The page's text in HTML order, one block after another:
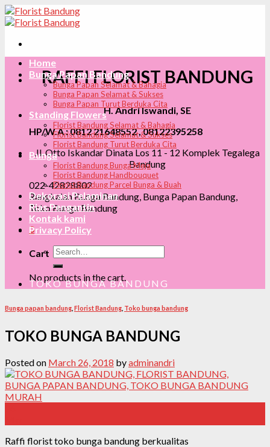
Skip
to
RAFFI FLORIST BANDUNG
H. Andri Iswandi, SE
HP/W.A : 0812 21648552 , 08122395258
Jl. Otto Iskandar Dinata Los 11 - 12 Komplek Tegalega
Bandung
022-42828802
Rangkaian Bunga Bandung, Bunga Papan Bandung,
Toko Bunga Bandung
0
Cart
No products in the cart.
Home
Bunga Papan Bandung
Bunga Papan Selamat & Bahagia
Bunga Papan Selamat & Sukses
Bunga Papan Turut Berduka Cita
Standing Flowers
Florist Bandung Selamat & Bahagia
Florist Bandung Selamat & Sukses
Florist Bandung Turut Berduka Cita
Bunga
Florist Bandung Bunga Meja
Florist Bandung Handbouquet
Florist Bandung Parcel Bunga & Buah
Dekorasi Pelaminan
Rias Pengantin
Kontak kami
Privacy Policy
Search
for:
TOKO BUNGA BANDUNG
Bunga papan bandung Florist Bandung Toko bunga bandung
TOKO BUNGA BANDUNG
Posted on March 26, 2018 byadminandri
Raffi florist toko bunga bandung berkualitas